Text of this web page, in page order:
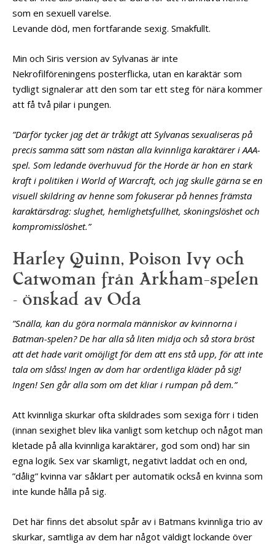
som en sexuell varelse.
Levande död, men fortfarande sexig. Smakfullt.
Min och Siris version av Sylvanas är inte
Nekrofilföreningens posterflicka, utan en karaktär som
tydligt signalerar att den som tar ett steg för nära kommer
att få två pilar i pungen.
”Därför tycker jag det är tråkigt att Sylvanas sexualiseras på
precis samma sätt som nästan alla kvinnliga karaktärer i AAA-
spel. Som ledande överhuvud för the Horde är hon en stark
kraft i politiken i World of Warcraft, och jag skulle gärna se en
visuell skildring av henne som fokuserar på hennes främsta
karaktärsdrag: slughet, hemlighetsfullhet, skoningslöshet och
kompromisslöshet.”
Harley Quinn, Poison Ivy och
Catwoman från Arkham-spelen
– önskad av Oda
”Snälla, kan du göra normala människor av kvinnorna i
Batman-spelen? De har alla så liten midja och så stora bröst
att det hade varit omöjligt för dem att ens stå upp, för att inte
tala om slåss! Ingen av dom har ordentliga kläder på sig!
Ingen! Sen går alla som om det kliar i rumpan på dem.”
Att kvinnliga skurkar ofta skildrades som sexiga förr i tiden
(innan sexighet blev lika vanligt som ketchup och något man
kletade på alla kvinnliga karaktärer, god som ond) har sin
egna logik. Sex var skamligt, negativt laddat och en ond,
”dålig” kvinna var såklart per automatik också en kvinna som
inte kunde hålla på sig.
Det här finns det absolut spår av i Batmans kvinnliga trio av
skurkar, samtliga av dem har något väldigt lockande över